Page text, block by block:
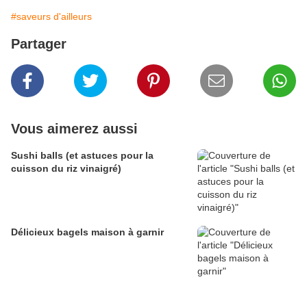
#saveurs d'ailleurs
Partager
Vous aimerez aussi
Sushi balls (et astuces pour la
cuisson du riz vinaigré)
Délicieux bagels maison à garnir